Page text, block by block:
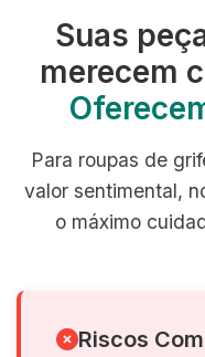
Suas
merecem
Para roupas de
valor sentimental,
o máximo
Riscos